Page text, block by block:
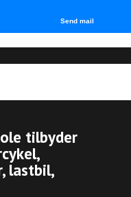
Send mail
tilbyder
lastbil,